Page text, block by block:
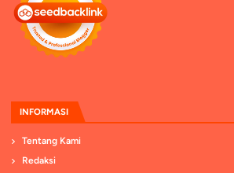
INFORMASI
Tentang Kami
Redaksi